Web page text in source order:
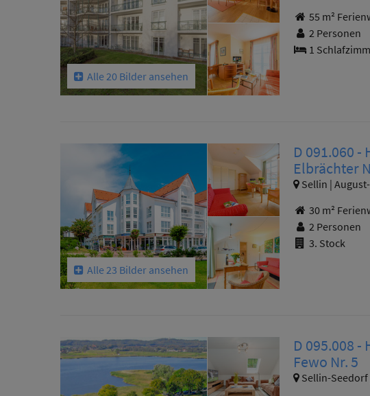
Alle 20 Bilder ansehen
55 m²
2 Personen
1
Alle 23 Bilder ansehen
D 091.060 -
Elbrächter
Sellin |
30 m²
2 Personen
3. Stock
D 095.008 -
Fewo Nr. 5
Sellin-Seedorf